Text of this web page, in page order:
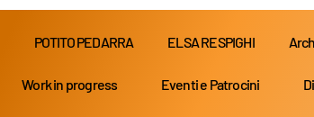
POTITO PEDARRA ELSA RESPIGHI
Work in progress Eventi e Patrocini